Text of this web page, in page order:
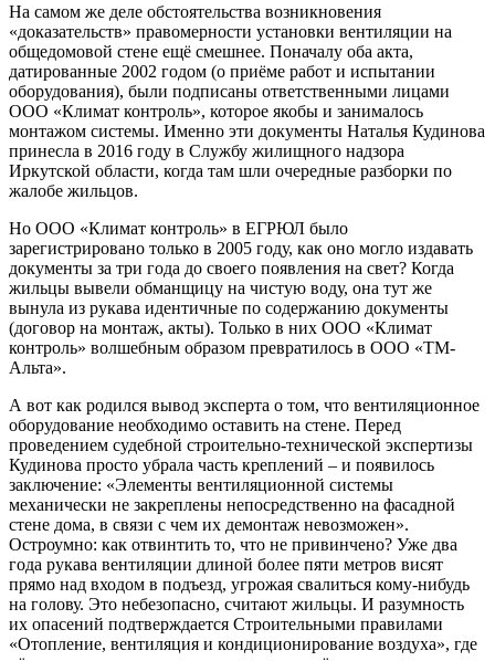
На самом же деле обстоятельства возникновения
«доказательств» правомерности установки вентиляции на
общедомовой стене ещё смешнее. Поначалу оба акта,
датированные 2002 годом (о приёме работ и испытании
оборудования), были подписаны ответственными лицами
ООО «Климат контроль», которое якобы и занималось
монтажом системы. Именно эти документы Наталья Кудинова
принесла в 2016 году в Службу жилищного надзора
Иркутской области, когда там шли очередные разборки по
жалобе жильцов.
Но ООО «Климат контроль» в ЕГРЮЛ было
зарегистрировано только в 2005 году, как оно могло издавать
документы за три года до своего появления на свет? Когда
жильцы вывели обманщицу на чистую воду, она тут же
вынула из рукава идентичные по содержанию документы
(договор на монтаж, акты). Только в них ООО «Климат
контроль» волшебным образом превратилось в ООО «ТМ-
Альта».
А вот как родился вывод эксперта о том, что вентиляционное
оборудование необходимо оставить на стене. Перед
проведением судебной строительно-технической экспертизы
Кудинова просто убрала часть креплений – и появилось
заключение: «Элементы вентиляционной системы
механически не закреплены непосредственно на фасадной
стене дома, в связи с чем их демонтаж невозможен».
Остроумно: как отвинтить то, что не привинчено? Уже два
года рукава вентиляции длиной более пяти метров висят
прямо над входом в подъезд, угрожая свалиться кому-нибудь
на голову. Это небезопасно, считают жильцы. И разумность
их опасений подтверждается Строительными правилами
«Отопление, вентиляция и кондиционирование воздуха», где